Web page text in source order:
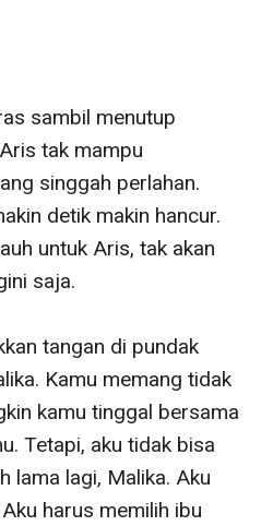
sambil menutup
tak mampu
singgah perlahan.
detik makin hancur.
untuk Aris, tak akan
saja.
tangan di pundak
Kamu memang tidak
kamu tinggal bersama
Tetapi, aku tidak bisa
lama lagi, Malika. Aku
harus memilih ibu